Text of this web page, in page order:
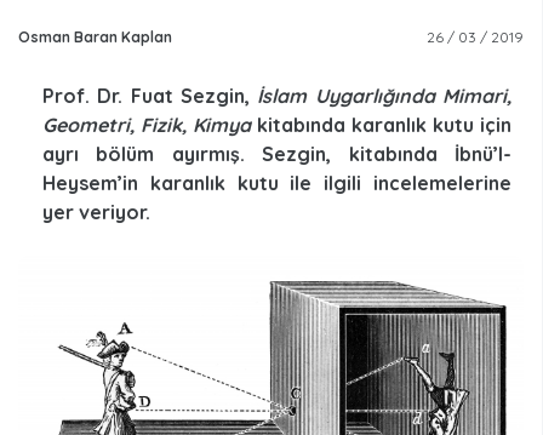
Osman Baran Kaplan 26 / 03 / 2019
Prof. Dr. Fuat Sezgin, İslam Uygarlığında Mimari,
Geometri, Fizik, Kimyakitabında karanlık kutu için
ayrı bölüm ayırmış. Sezgin, kitabında İbnü’l-
Heysem’in karanlık kutu ile ilgili incelemelerine
yer veriyor.